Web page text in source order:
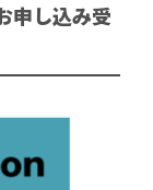
申し込み受